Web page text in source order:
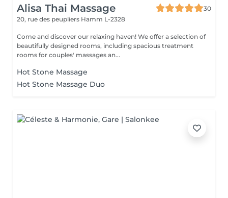
Alisa Thai Massage
30
20, rue des peupliers Hamm L-2328
Come and discover our relaxing haven! We offer a selection of
beautifully designed rooms, including spacious treatment
rooms for couples' massages an...
Hot Stone Massage
Hot Stone Massage Duo